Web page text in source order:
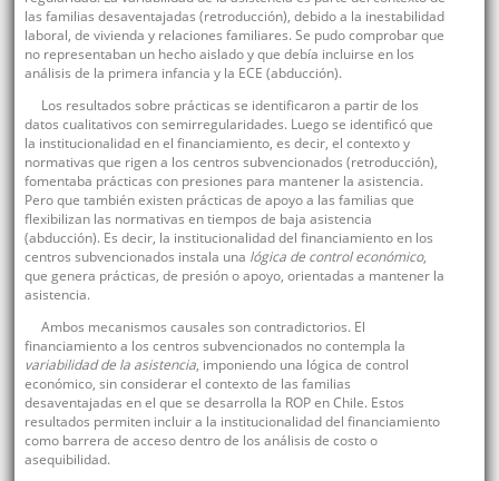
las familias desaventajadas (retroducción), debido a la inestabilidad
laboral, de vivienda y relaciones familiares. Se pudo comprobar que
no representaban un hecho aislado y que debía incluirse en los
análisis de la primera infancia y la ECE (abducción).
Los resultados sobre prácticas se identificaron a partir de los
datos cualitativos con semirregularidades. Luego se identificó que
la institucionalidad en el financiamiento, es decir, el contexto y
normativas que rigen a los centros subvencionados (retroducción),
fomentaba prácticas con presiones para mantener la asistencia.
Pero que también existen prácticas de apoyo a las familias que
flexibilizan las normativas en tiempos de baja asistencia
(abducción). Es decir, la institucionalidad del financiamiento en los
centros subvencionados instala una lógica de control económico,
que genera prácticas, de presión o apoyo, orientadas a mantener la
asistencia.
Ambos mecanismos causales son contradictorios. El
financiamiento a los centros subvencionados no contempla la
variabilidad de la asistencia, imponiendo una lógica de control
económico, sin considerar el contexto de las familias
desaventajadas en el que se desarrolla la ROP en Chile. Estos
resultados permiten incluir a la institucionalidad del financiamiento
como barrera de acceso dentro de los análisis de costo o
asequibilidad.